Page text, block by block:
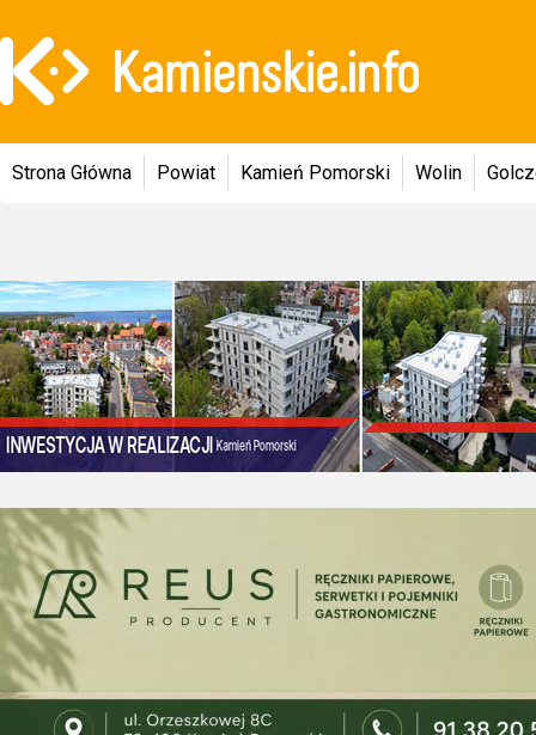
Strona Główna Powiat Kamień Pomorski Wolin